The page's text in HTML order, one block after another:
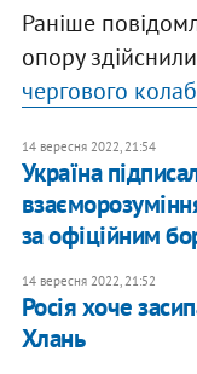
Раніше
опору
чергового
14 вересня 2022, 21:54
Україна
за офіційним
14 вересня 2022, 21:52
Росія хоче
Хлань